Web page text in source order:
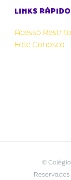
LINKS
Acesso Restrito
Fale Conosco
©